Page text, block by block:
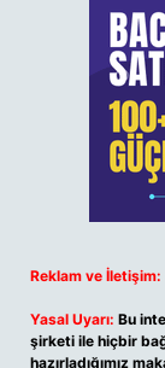
Reklam ve İletişim:
Yasal Uyarı: Bu
şirketi ile hiçbir
hazırladığımız